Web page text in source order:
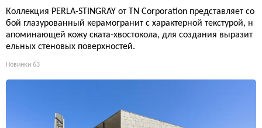
Коллекция PERLA-STINGRAY от TN Corporation представляет со
бой глазурованный керамогранит с характерной текстурой, н
апоминающей кожу ската-хвостокола, для создания выразит
ельных стеновых поверхностей.
Новинки 63